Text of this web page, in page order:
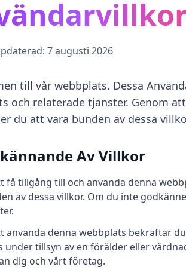
7 augusti 2026
till vår webbplats. Dessa
och relaterade tjänster. Genom
du att vara bunden av dessa
Av Villkor
få tillgång till och använda denna
av dessa villkor. Om du inte
använda denna webbplats bekräftar
under tillsyn av en förälder eller
dig och vårt företag.